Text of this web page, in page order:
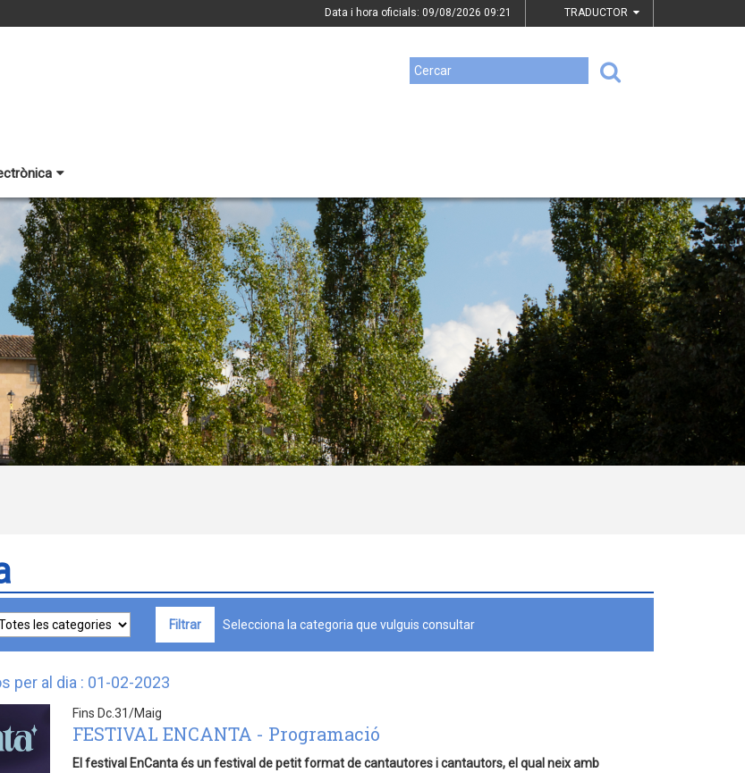
Data i hora oficials: 09/08/2026 09:21 TRADUCTOR
Selecciona la categoria que vulguis consultar
per al dia : 01-02-2023
Fins Dc.31/Maig
FESTIVAL ENCANTA - Programació
El festival EnCanta és un festival de petit format de cantautores i cantautors, el qual neix amb